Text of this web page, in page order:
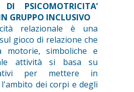
PSICOMOTRICITA’
GRUPPO INCLUSIVO
relazionale è una
gioco di relazione che
motorie, simboliche e
attività si basa su
per mettere in
dei corpi e degli